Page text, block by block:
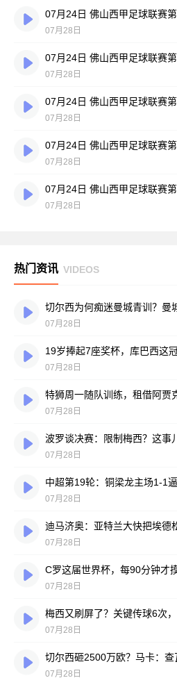
07月28日
07月28日
07月28日
07月28日
07月28日
热门资讯 VIDEOS
07月28日
19岁捧起7座奖杯，库巴西这
07月28日
07月28日
07月28日
07月28日
07月28日
C罗这届世界杯，每90分钟才
07月28日
07月28日
07月28日